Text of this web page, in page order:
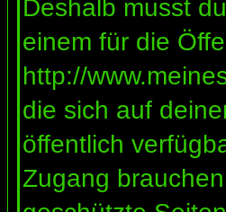
Deshalb musst
einem für die
http://
die sich auf
öffentlich
Zugang